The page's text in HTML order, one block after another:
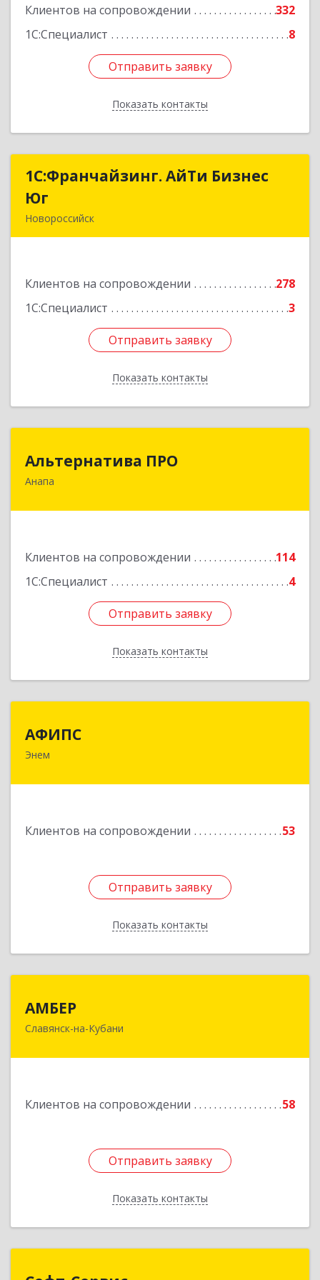
Клиентов на сопровождении
332
1С:Специалист
8
Отправить заявку
Показать контакты
Подробнее
Отправить заявку
Назад
1С:Франчайзинг. АйТи Бизнес
Юг
Новороссийск
Клиентов на сопровождении
278
1С:Специалист
3
Отправить заявку
Показать контакты
1С:Франчайзинг. АйТи Бизнес
Подробнее
Отправить заявку
Назад
Альтернатива ПРО
Анапа
Клиентов на сопровождении
114
1С:Специалист
4
Отправить заявку
Показать контакты
353450, Краснодарский край, Анапский р-н,
Отправить заявку
Назад
АФИПС
Энем
Клиентов на сопровождении 53
Отправить заявку
Показать контакты
385132, Адыгея Респ, Тахтамукайский р-н, Энем
Отправить заявку
Назад
АМБЕР
Славянск-на-Кубани
Клиентов на сопровождении 58
Отправить заявку
Показать контакты
353562, Краснодарский край, Славянский р-н,
Отправить заявку
Назад